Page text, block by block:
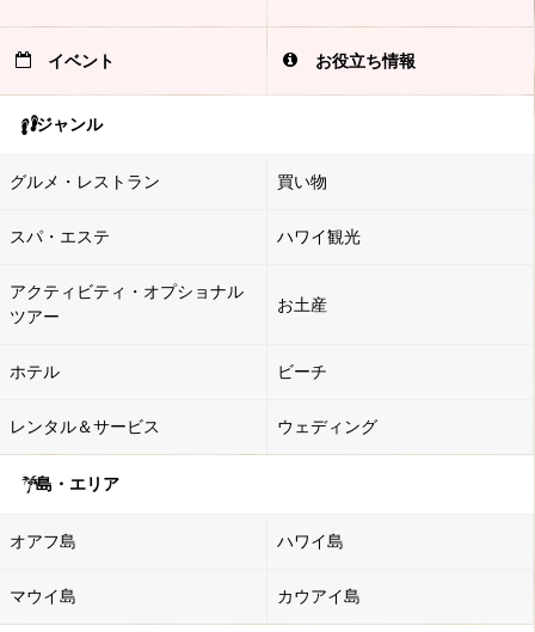
イベント お役立ち情報
ジャンル
グルメ・レストラン 買い物
スパ・エステ ハワイ観光
アクティビティ・オプショナル
ツアー
お土産
ホテル ビーチ
レンタル＆サービス ウェディング
島・エリア
オアフ島 ハワイ島
マウイ島 カウアイ島